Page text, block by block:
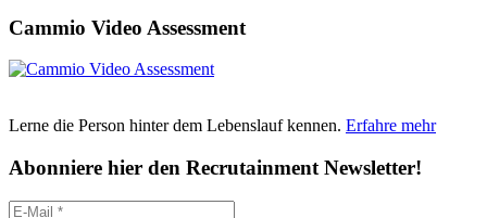
Cammio Video Assessment
Lerne die Person hinter dem Lebenslauf kennen. Erfahre mehr
Abonniere hier den Recrutainment Newsletter!